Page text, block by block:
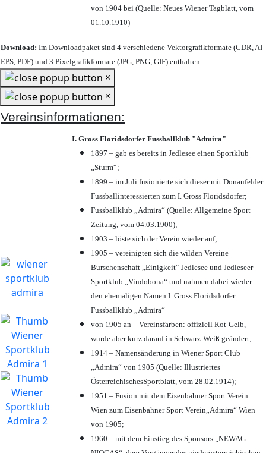
von 1904 bei (Quelle: Neues Wiener Tagblatt, vom
01.10.1910)
Download: Im Downloadpaket sind 4 verschiedene Vektorgrafikformate (CDR, AI
EPS, PDF) und 3 Pixelgrafikformate (JPG, PNG, GIF) enthalten.
×
×
Vereinsinformationen:
I. Gross Floridsdorfer Fussballklub "Admira"
1897 – gab es bereits in Jedlesee einen Sportklub
„Sturm“;
1899 – im Juli fusionierte sich dieser mit Donaufelder
Fussballinteressierten zum I. Gross Floridsdorfer;
Fussballklub „Admira“ (Quelle: Allgemeine Sport
Zeitung, vom 04.03.1900);
1903 – löste sich der Verein wieder auf;
1905 – vereinigten sich die wilden Vereine
Burschenschaft „Einigkeit“ Jedlesee und Jedleseer
Sportklub „Vindobona“ und nahmen dabei wieder
den ehemaligen Namen I. Gross Floridsdorfer
Fussballklub „Admira“
von 1905 an – Vereinsfarben: offiziell Rot-Gelb,
wurde aber kurz darauf in Schwarz-Weiß geändert;
1914 – Namensänderung in Wiener Sport Club
„Admira“ von 1905 (Quelle: Illustriertes
ÖsterreichischesSportblatt, vom 28.02.1914);
1951 – Fusion mit dem Eisenbahner Sport Verein
Wien zum Eisenbahner Sport Verein„Admira“ Wien
von 1905;
1960 – mit dem Einstieg des Sponsors „NEWAG-